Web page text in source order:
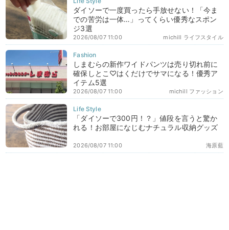
ダイソーで一度買ったら手放せない！「今ま
での苦労は一体…」ってくらい優秀なスポン
ジ3選
michill ライフスタイル
2026/08/07 11:00
しまむらの新作ワイドパンツは売り切れ前に
確保しとこ♡はくだけでサマになる！優秀ア
イテム5選
michill ファッション
2026/08/07 11:00
「ダイソーで300円！？」値段を言うと驚か
れる！お部屋になじむナチュラル収納グッズ
海原藍
2026/08/07 11:00